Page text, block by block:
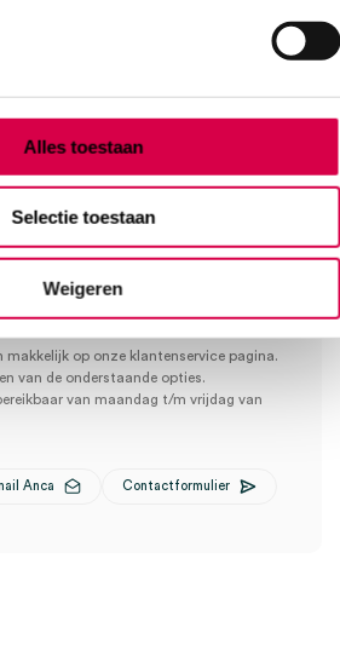
Alles toestaan
Selectie toestaan
Weigeren
makkelijk op onze klantenservice pagina.
van de onderstaande opties.
van maandag t/m vrijdag van
Anca Contactformulier